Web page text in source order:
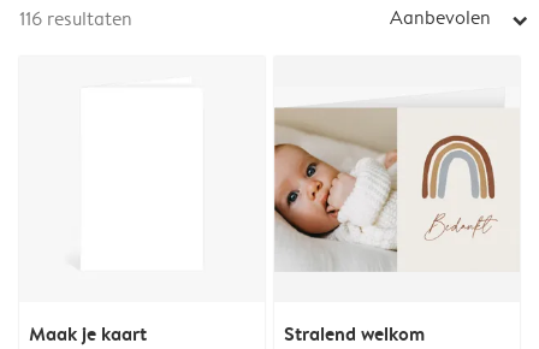
116 resultaten Aanbevolen arrow_right
Maak je kaart Stralend welkom